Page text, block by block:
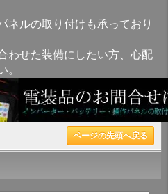
ネルの取り付けも承っており
わせた装備にしたい方、心配
。
ページの先頭へ戻る